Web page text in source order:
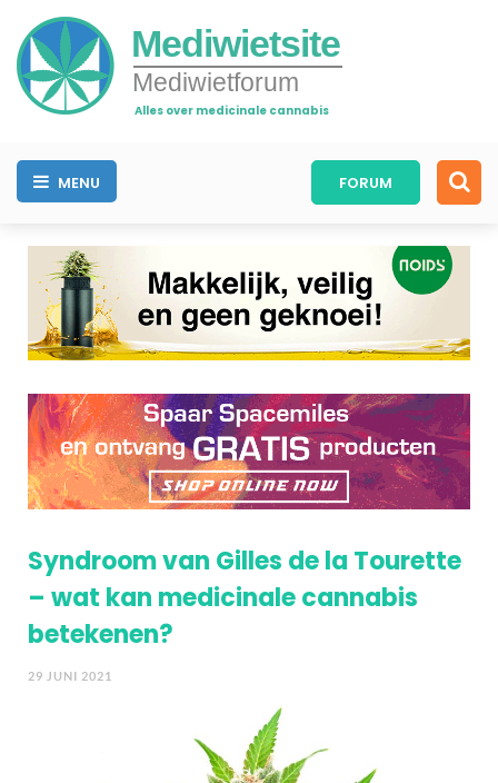
Mediwietsite
Mediwietforum
Alles over medicinale cannabis
MENU FORUM
Syndroom van Gilles de la Tourette
– wat kan medicinale cannabis
betekenen?
29 JUNI 2021